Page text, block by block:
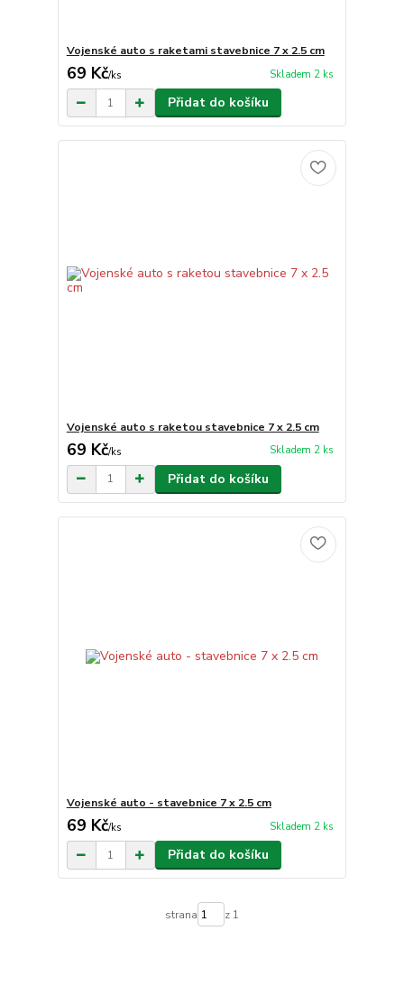
Vojenské auto s raketami stavebnice 7 x 2.5 cm
69 Kč/ks Skladem 2 ks
Přidat do košíku
Vojenské auto s raketou stavebnice 7 x 2.5 cm
69 Kč/ks Skladem 2 ks
Přidat do košíku
Vojenské auto - stavebnice 7 x 2.5 cm
69 Kč/ks Skladem 2 ks
Přidat do košíku
strana z 1